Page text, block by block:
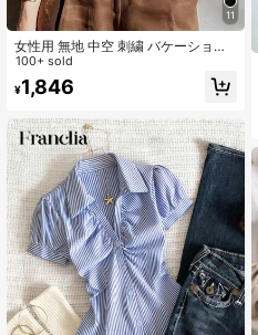
11
女性用 無地 中空 刺繍 バケーション
シャツ ブラック 夏
100+ sold
¥1,846